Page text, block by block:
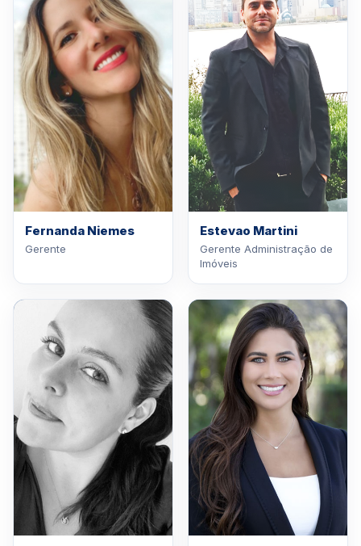
Fernanda Niemes
Gerente
Estevao Martini
Gerente Administração de
Imóveis